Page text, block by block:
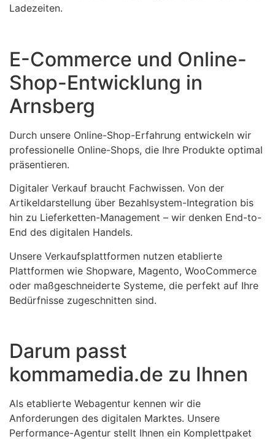
Ladezeiten.
E-Commerce und Online-
Shop-Entwicklung in
Arnsberg
Durch unsere Online-Shop-Erfahrung entwickeln wir
professionelle Online-Shops, die Ihre Produkte optimal
präsentieren.
Digitaler Verkauf braucht Fachwissen. Von der
Artikeldarstellung über Bezahlsystem-Integration bis
hin zu Lieferketten-Management – wir denken End-to-
End des digitalen Handels.
Unsere Verkaufsplattformen nutzen etablierte
Plattformen wie Shopware, Magento, WooCommerce
oder maßgeschneiderte Systeme, die perfekt auf Ihre
Bedürfnisse zugeschnitten sind.
Darum passt
kommamedia.de zu Ihnen
Als etablierte Webagentur kennen wir die
Anforderungen des digitalen Marktes. Unsere
Performance-Agentur stellt Ihnen ein Komplettpaket